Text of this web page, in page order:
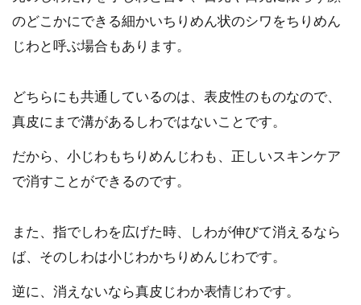
のどこかにできる細かいちりめん状のシワをちりめん
じわと呼ぶ場合もあります。
どちらにも共通しているのは、表皮性のものなので、
真皮にまで溝があるしわではないことです。
だから、小じわもちりめんじわも、正しいスキンケア
で消すことができるのです。
また、指でしわを広げた時、しわが伸びて消えるなら
ば、そのしわは小じわかちりめんじわです。
逆に、消えないなら真皮じわか表情じわです。